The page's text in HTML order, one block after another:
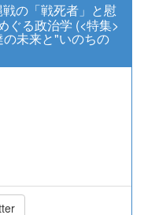
の「戦死者」と慰
ぐる政治学 (<特集>
未来と"いのちの